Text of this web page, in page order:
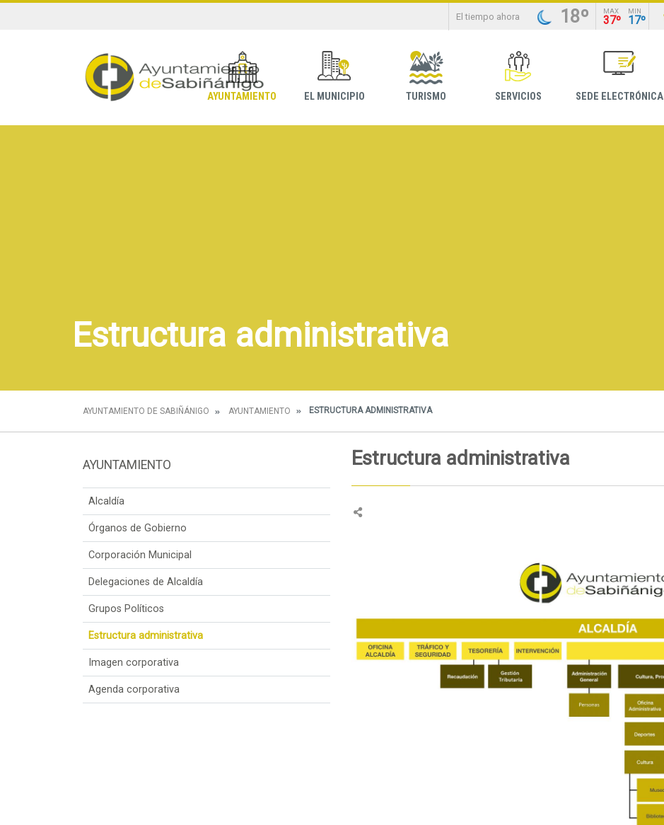
El tiempo ahora 18º MAX
37º
MIN
17º
AYUNTAMIENTO EL MUNICIPIO TURISMO SERVICIOS SEDE ELECTRÓNICA
Estructura administrativa
AYUNTAMIENTO DE SABIÑÁNIGO AYUNTAMIENTO ESTRUCTURA ADMINISTRATIVA
AYUNTAMIENTO
Alcaldía
Órganos de Gobierno
Corporación Municipal
Delegaciones de Alcaldía
Grupos Políticos
Estructura administrativa
Imagen corporativa
Agenda corporativa
Estructura administrativa